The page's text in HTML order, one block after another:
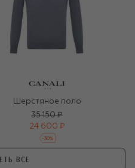
Шерстяное поло
35 150 ₽
24 600 ₽
-30%
ВСЕ